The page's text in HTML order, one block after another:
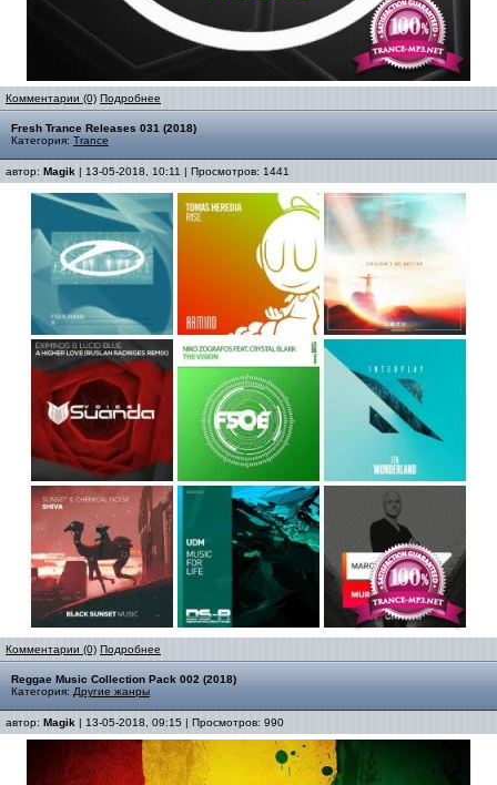
Комментарии (0) Подробнее
Fresh Trance Releases 031 (2018)
Категория: Trance
автор: Magik | 13-05-2018, 10:11 | Просмотров: 1441
Комментарии (0) Подробнее
Reggae Music Collection Pack 002 (2018)
Категория: Другие жанры
автор: Magik | 13-05-2018, 09:15 | Просмотров: 990